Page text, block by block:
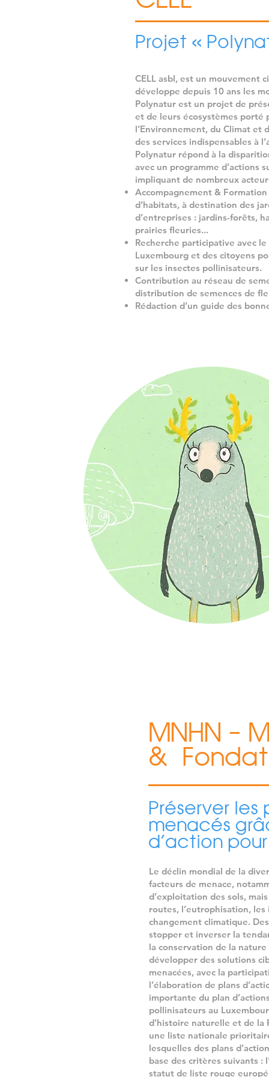
CELL asbl, est un mouvement
développe depuis 10 ans les
Polynatur est un projet de
et de leurs écosystèmes porté
l’Environnement, du Climat et
des services indispensables à
Polynatur répond à la
avec un programme d’actions
impliquant de nombreux
Accompagnement & Formation
d’habitats, à destination des
d’entreprises : jardins-forêts,
prairies fleuries...
Recherche participative avec
Luxembourg et des citoyens
sur les insectes pollinisateurs.
Contribution au réseau de
distribution de semences de
Rédaction d’un guide des
Projet «
MNHN –
&
Préserver les
menacés
d’action
Le déclin mondial de la
facteurs de menace,
d’exploitation des sols,
routes, l’eutrophisation,
changement climatique.
stopper et inverser la
la conservation de la
développer des solutions
menacées, avec la
l’élaboration de plans
importante du plan
pollinisateurs au
d’histoire naturelle et de la
une liste nationale
lesquelles des plans
base des critères suivants :
statut de liste rouge